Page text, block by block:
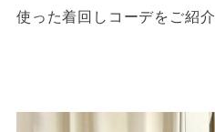
使った着回しコーデをご紹介